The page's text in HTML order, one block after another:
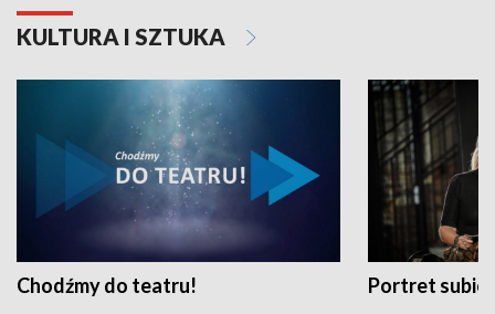
KULTURA I SZTUKA
Chodźmy do teatru! Portret